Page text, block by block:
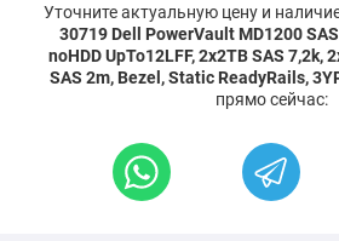
Уточните актуальную цену и
30719 Dell PowerVault MD1200
noHDD UpTo12LFF, 2x2TB SAS 7,2k,
SAS 2m, Bezel, Static ReadyRails,
прямо сейчас: